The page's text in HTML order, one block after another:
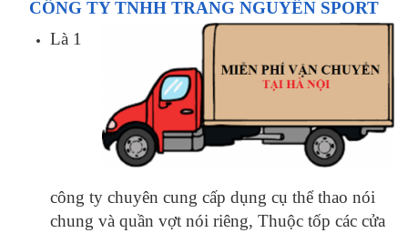
CÔNG TY TNHH TRANG NGUYÊN SPORT
Là 1
công ty chuyên cung cấp dụng cụ thể thao nói
chung và quần vợt nói riêng, Thuộc tốp các cửa